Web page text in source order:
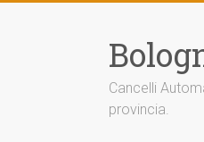
Cancelli
provincia.